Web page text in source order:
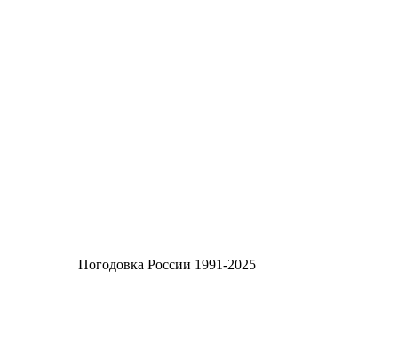
Погодовка России 1991-2025